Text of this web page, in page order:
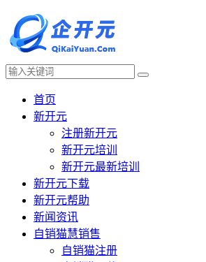
首页
新开元
注册新开元
新开元培训
新开元最新培训
新开元下载
新开元帮助
新闻资讯
自销猫慧销售
自销猫注册